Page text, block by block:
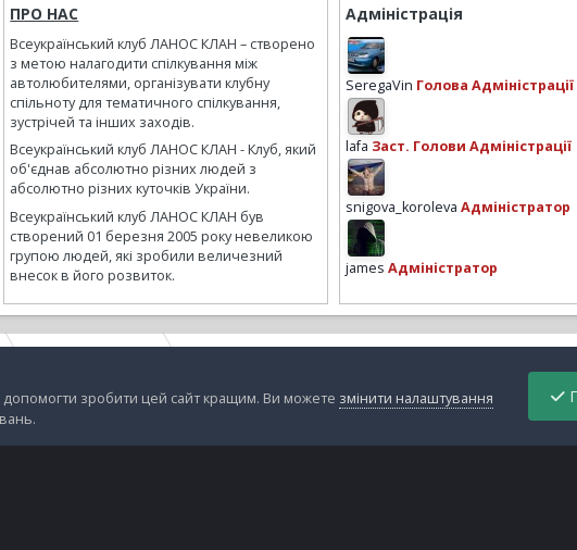
ПРО НАС
Всеукраїнський клуб ЛАНОС КЛАН – створено
з метою налагодити спілкування між
автолюбителями, організувати клубну
спільноту для тематичного спілкування,
зустрічей та інших заходів.
Всеукраїнський клуб ЛАНОС КЛАН - Клуб, який
об'єднав абсолютно різних людей з
абсолютно різних куточків України.
Всеукраїнський клуб ЛАНОС КЛАН був
створений 01 березня 2005 року невеликою
групою людей, які зробили величезний
внесок в його розвиток.
Адміністрація
SeregaVin Голова Адміністрації
lafa Заст. Голови Адміністрації
snigova_koroleva Адміністратор
james Адміністратор
зробити цей сайт кращим. Ви можете змінити налаштування